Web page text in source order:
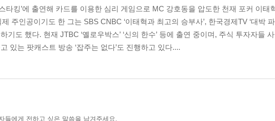
타킹’에 출연해 카드를 이용한 심리 게임으로 MC 강호동을 압도한 천재 포커 이태
주인공이기도 한 그는 SBS CNBC ‘이태혁과 최고의 승부사’, 한국경제TV ‘대박
기도 했다. 현재 JTBC ‘옐로우박스’ ‘신의 한수’ 등에 출연 중이며, 주식 투자자들
있는 팟캐스트 방송 ‘잡주는 없다’도 진행하고 있다....
들에게 전하고 싶은 말씀을 남겨주세요.